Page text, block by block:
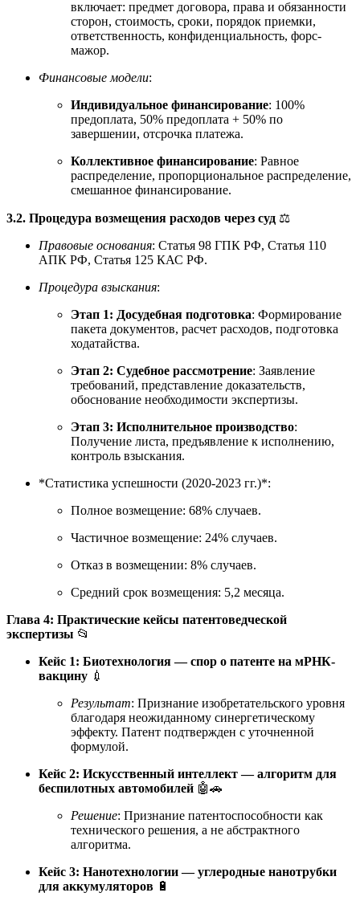
включает: предмет договора, права и обязанности
сторон, стоимость, сроки, порядок приемки,
ответственность, конфиденциальность, форс-
мажор.
Финансовые модели:
Индивидуальное финансирование: 100%
предоплата, 50% предоплата + 50% по
завершении, отсрочка платежа.
Коллективное финансирование: Равное
распределение, пропорциональное распределение,
смешанное финансирование.
3.2. Процедура возмещения расходов через суд ⚖️
Правовые основания: Статья 98 ГПК РФ, Статья 110
АПК РФ, Статья 125 КАС РФ.
Процедура взыскания:
Этап 1: Досудебная подготовка: Формирование
пакета документов, расчет расходов, подготовка
ходатайства.
Этап 2: Судебное рассмотрение: Заявление
требований, представление доказательств,
обоснование необходимости экспертизы.
Этап 3: Исполнительное производство:
Получение листа, предъявление к исполнению,
контроль взыскания.
*Статистика успешности (2020-2023 гг.)*:
Полное возмещение: 68% случаев.
Частичное возмещение: 24% случаев.
Отказ в возмещении: 8% случаев.
Средний срок возмещения: 5,2 месяца.
Глава 4: Практические кейсы патентоведческой
экспертизы 📂
Кейс 1: Биотехнология — спор о патенте на мРНК-
вакцину 💉
Результат: Признание изобретательского уровня
благодаря неожиданному синергетическому
эффекту. Патент подтвержден с уточненной
формулой.
Кейс 2: Искусственный интеллект — алгоритм для
беспилотных автомобилей 🤖🚗
Решение: Признание патентоспособности как
технического решения, а не абстрактного
алгоритма.
Кейс 3: Нанотехнологии — углеродные нанотрубки
для аккумуляторов 🔋